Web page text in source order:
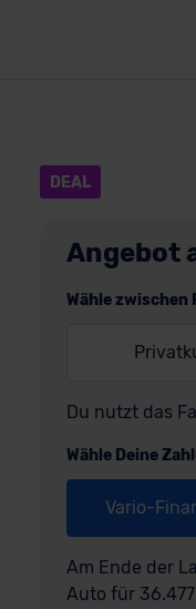
DEAL
Angebot
Wähle
Du nutzt das
Wähle Deine
Vario-
Am Ende der
Auto für